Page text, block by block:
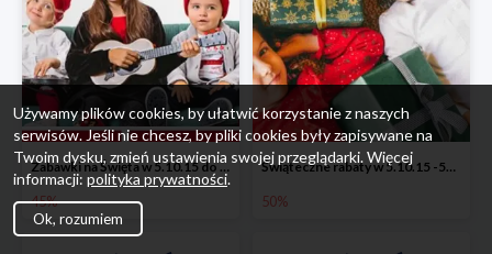
Zabawki na Święta w 5.10.15 do -45%
45%
Świąteczne rabaty w 5.10.15 -50%
50%
Używamy plików cookies, by ułatwić korzystanie z naszych
serwisów. Jeśli nie chcesz, by pliki cookies były zapisywane na
Twoim dysku, zmień ustawienia swojej przeglądarki. Więcej
informacji: polityka prywatności.
Ok, rozumiem